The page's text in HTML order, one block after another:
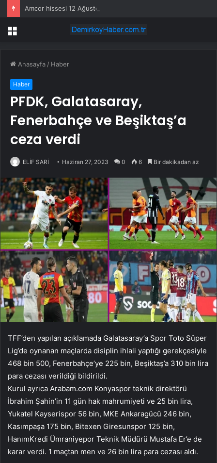
Menü
Anasayfa / Haber
Haber
PFDK, Galatasaray,
Fenerbahçe ve Beşiktaş’a
ceza verdi
ELİF SARİ Haziran 27, 2023 0 6 Bir dakikadan az
TFF’den yapılan açıklamada Galatasaray’a Spor Toto Süper
Lig’de oynanan maçlarda disiplin ihlali yaptığı gerekçesiyle
468 bin 500, Fenerbahçe’ye 225 bin, Beşiktaş’a 310 bin lira
para cezası verildiği bildirildi.
Kurul ayrıca Arabam.com Konyaspor teknik direktörü
İbrahim Şahin’in 11 gün hak mahrumiyeti ve 25 bin lira,
Yukatel Kayserispor 56 bin, MKE Ankaragücü 246 bin,
Kasımpaşa 175 bin, Bitexen Giresunspor 125 bin,
HanımKredi Ümraniyepor Teknik Müdürü Mustafa Er’e de
karar verdi. 1 maçtan men ve 26 bin lira para cezası aldı.